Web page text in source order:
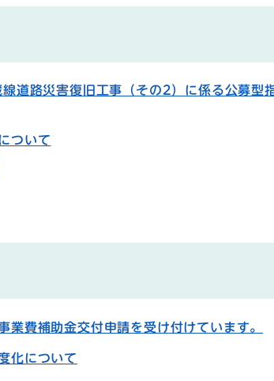
道路災害復旧工事（その2）に係る公募型
ついて
業費補助金交付申請を受け付けています。
化について